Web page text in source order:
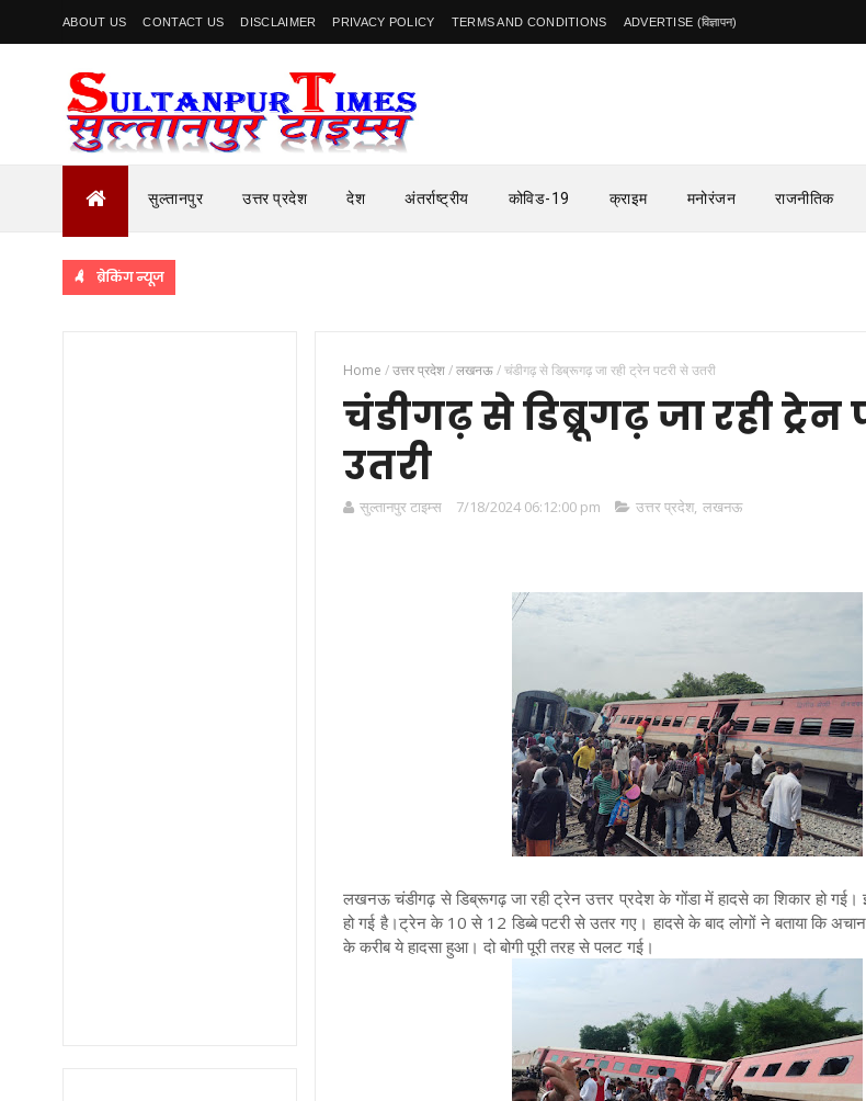
ABOUT US CONTACT US DISCLAIMER PRIVACY POLICY TERMS AND CONDITIONS ADVERTISE (विज्ञापन)
सुल्तानपुर उत्तर प्रदेश देश अंतर्राष्ट्रीय कोविड-19 क्राइम मनोरंजन राजनीतिक
ब्रेकिंग न्यूज
Home /उत्तर प्रदेश/लखनऊ/चंडीगढ़ से डिब्रूगढ़ जा रही ट्रेन पटरी से उतरी
चंडीगढ़ से डिब्रूगढ़ जा रही ट्रेन
उतरी
सुल्तानपुर टाइम्स 7/18/2024 06:12:00 pm उत्तर प्रदेश, लखनऊ
लखनऊचंडीगढ़ से डिब्रूगढ़ जा रही ट्रेन उत्तर प्रदेश के गोंडा में हादसे का शिकार हो गई।
हो गई है।ट्रेन के 10 से 12 डिब्बे पटरी से उतर गए । हादसे के बाद लोगों ने बताया कि
के करीब ये हादसा हुआ। दो बोगी पूरी तरह से पलट गई।